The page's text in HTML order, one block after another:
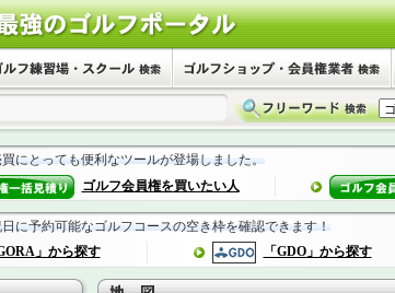
にとっても便利なツールが登場しました。
ゴルフ会員権を買いたい人
に予約可能なゴルフコースの空き枠を確認できます！
」から探す
「GDO」から探す